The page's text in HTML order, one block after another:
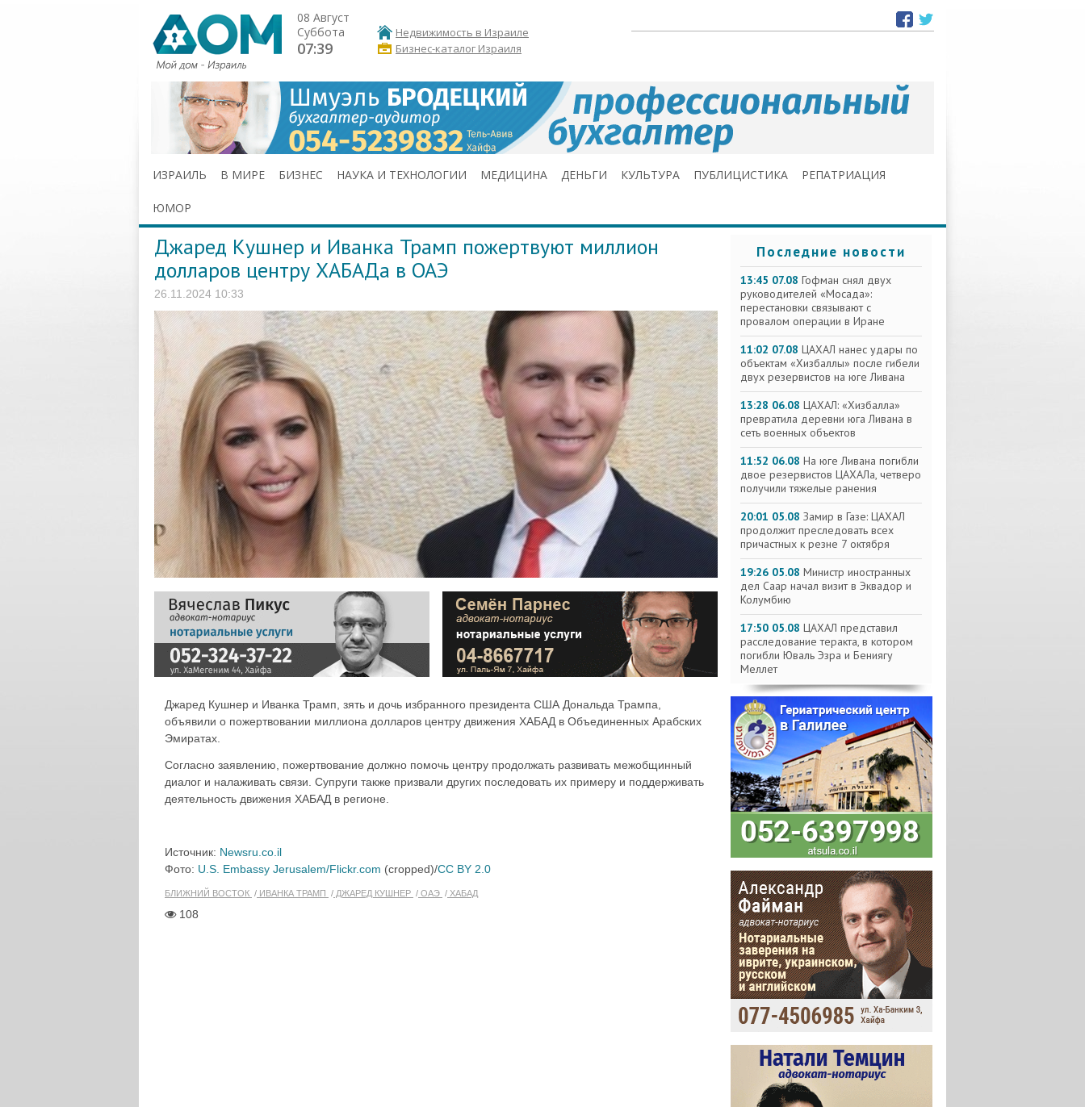
08 Август
Суббота
07:39
Недвижимость в Израиле
Бизнес-каталог Израиля
ИЗРАИЛЬ В МИРЕ БИЗНЕС НАУКА И ТЕХНОЛОГИИ МЕДИЦИНА ДЕНЬГИ КУЛЬТУРА ПУБЛИЦИСТИКА РЕПАТРИАЦИЯ
ЮМОР
Джаред Кушнер и Иванка Трамп пожертвуют миллион
долларов центру ХАБАДа в ОАЭ
26.11.2024 10:33
Джаред Кушнер и Иванка Трамп, зять и дочь избранного президента США Дональда Трампа,
объявили о пожертвовании миллиона долларов центру движения ХАБАД в Объединенных Арабских
Эмиратах.
Согласно заявлению, пожертвование должно помочь центру продолжать развивать межобщинный
диалог и налаживать связи. Супруги также призвали других последовать их примеру и поддерживать
деятельность движения ХАБАД в регионе.
Источник: Newsru.co.il
Фото: U.S. Embassy Jerusalem/Flickr.com (cropped)/CC BY 2.0
БЛИЖНИЙ ВОСТОК ИВАНКА ТРАМП ДЖАРЕД КУШНЕР ОАЭ ХАБАД
108
Последние новости
13:45 07.08 Гофман снял двух
руководителей «Мосада»:
перестановки связывают с
провалом операции в Иране
11:02 07.08 ЦАХАЛ нанес удары по
объектам «Хизбаллы» после гибели
двух резервистов на юге Ливана
13:28 06.08 ЦАХАЛ: «Хизбалла»
превратила деревни юга Ливана в
сеть военных объектов
11:52 06.08 На юге Ливана погибли
двое резервистов ЦАХАЛа, четверо
получили тяжелые ранения
20:01 05.08 Замир в Газе: ЦАХАЛ
продолжит преследовать всех
причастных к резне 7 октября
19:26 05.08 Министр иностранных
дел Саар начал визит в Эквадор и
Колумбию
17:50 05.08 ЦАХАЛ представил
расследование теракта, в котором
погибли Юваль Эзра и Бениягу
Меллет